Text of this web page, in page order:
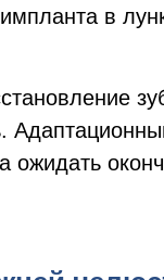
в
ожидать